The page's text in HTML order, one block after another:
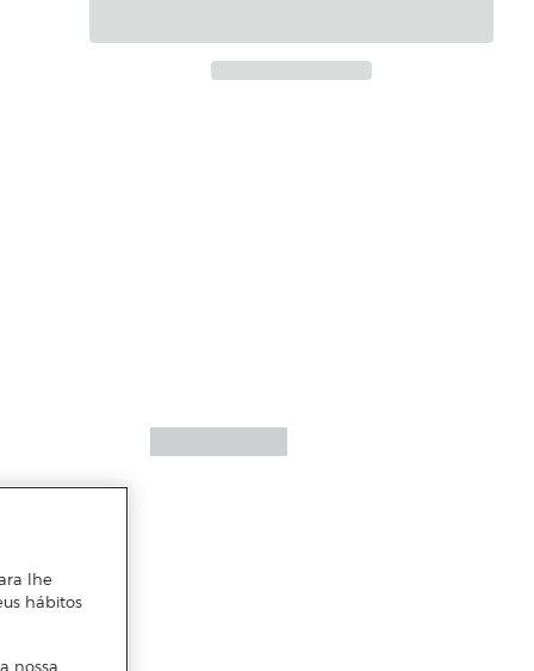
lhe
hábitos
nossa